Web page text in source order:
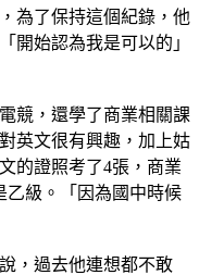
為了保持這個紀錄，他
開始認為我是可以的」
競，還學了商業相關課
英文很有興趣，加上姑
的證照考了4張，商業
乙級。「因為國中時候
，過去他連想都不敢